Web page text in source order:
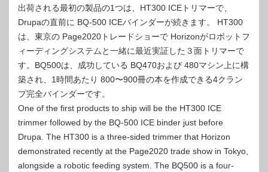
出荷される最初の製品の1つは、HT300 ICEトリマーで、
Drupaの直前に BQ-500 ICEバインダーが続きます。 HT300
は、東京の Page2020トレードショーで Horizo​​nがロボットフ
ィーディングシステムと一緒に最近実証した３面トリマーで
す。BQ500は、成功している BQ470および 480マシン上に構
築され、1時間あたり 800〜900冊の本を作成できる4クラン
プ完全バインダーです。
One of the first products to ship will be the HT300 ICE
trimmer followed by the BQ-500 ICE binder just before
Drupa. The HT300 is a three-sided trimmer that Horizon
demonstrated recently at the Page2020 trade show in Tokyo,
alongside a robotic feeding system. The BQ500 is a four-